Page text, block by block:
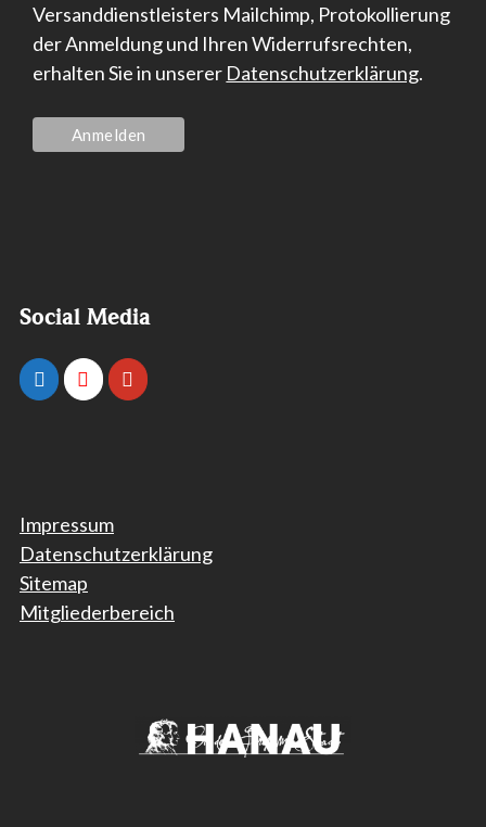
Versanddienstleisters Mailchimp, Protokollierung
der Anmeldung und Ihren Widerrufsrechten,
erhalten Sie in unserer Datenschutzerklärung.
Social Media
Impressum
Datenschutzerklärung
Sitemap
Mitgliederbereich